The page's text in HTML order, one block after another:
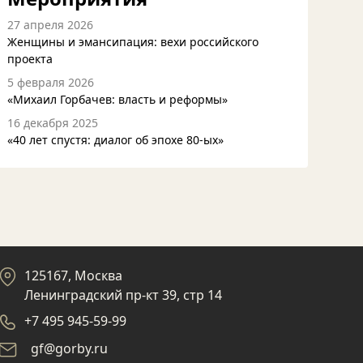
27 апреля 2026
Женщины и эмансипация: вехи российского
проекта
5 февраля 2026
«Михаил Горбачев: власть и реформы»
16 декабря 2025
«40 лет спустя: диалог об эпохе 80-ых»
125167, Москва
Ленинградский пр-кт 39, стр 14
+7 495 945-59-99
gf@gorby.ru